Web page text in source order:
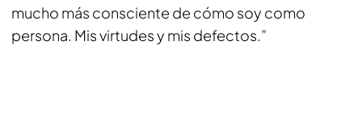
mucho más consciente de cómo soy como
persona. Mis virtudes y mis defectos.”